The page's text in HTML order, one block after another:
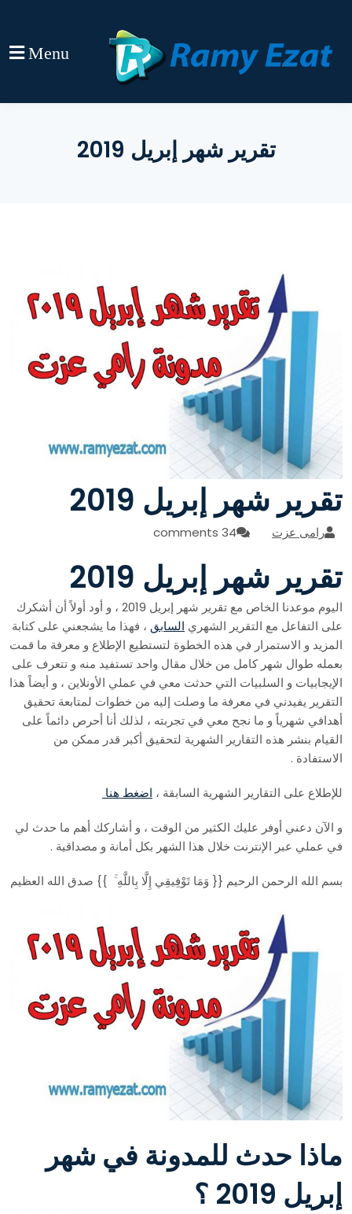
Menu
تقرير شهر إبريل 2019
تقرير شهر إبريل 2019
رامى عزت 34 comments
تقرير شهر إبريل 2019
اليوم موعدنا الخاص مع تقرير شهر إبريل 2019 ، و أود أولاً أن أشكرك
على التفاعل مع التقرير الشهري السابق ، فهذا ما يشجعني على كتابة
المزيد و الاستمرار في هذه الخطوة لتستطيع الإطلاع و معرفة ما قمت
بعمله طوال شهر كامل من خلال مقال واحد تستفيد منه و تتعرف على
الإيجابيات و السلبيات التي حدثت معي في عملي الأونلاين ، و أيضاً هذا
التقرير يفيدني في معرفة ما وصلت إليه من خطوات لمتابعة تحقيق
أهدافي شهرياً و ما نجح معي في تجربته ، لذلك أنا أحرص دائماً على
القيام بنشر هذه التقارير الشهرية لتحقيق أكبر قدر ممكن من
الاستفادة .
للإطلاع على التقارير الشهرية السابقة ، اضغط هنا
و الآن دعني أوفر عليك الكثير من الوقت ، و أشاركك أهم ما حدث لي
في عملي عبر الإنترنت خلال هذا الشهر بكل أمانة و مصداقية .
بسم الله الرحمن الرحيم {{ وَمَا تَوْفِيقِي إِلَّا بِاللَّهِ ۚ }} صدق الله العظيم
ماذا حدث للمدونة في شهر
إبريل 2019 ؟